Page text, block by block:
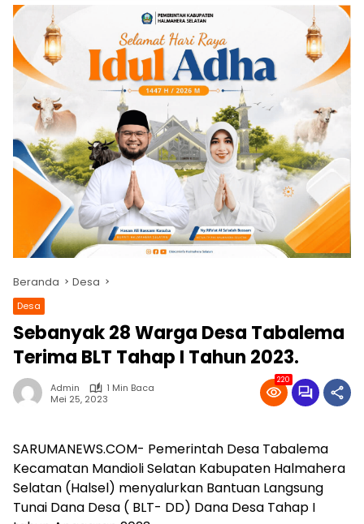
Beranda Desa
Desa
Sebanyak 28 Warga Desa Tabalema
Terima BLT Tahap I Tahun 2023.
Admin
1 Min Baca
Mei 25, 2023
220
SARUMANEWS.COM- Pemerintah Desa Tabalema
Kecamatan Mandioli Selatan Kabupaten Halmahera
Selatan (Halsel) menyalurkan Bantuan Langsung
Tunai Dana Desa ( BLT- DD) Dana Desa Tahap I